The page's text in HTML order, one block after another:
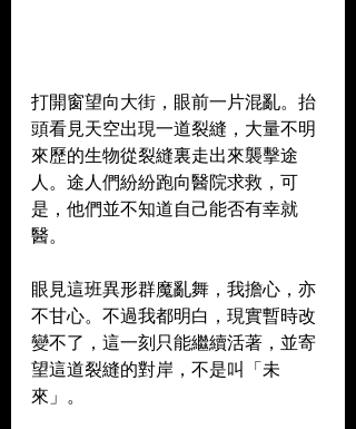
打開窗望向大街，眼前一片混亂。抬
頭看見天空出現一道裂縫，大量不明
來歷的生物從裂縫裏走出來襲擊途
人。途人們紛紛跑向醫院求救，可
是，他們並不知道自己能否有幸就
醫。
眼見這班異形群魔亂舞，我擔心，亦
不甘心。不過我都明白，現實暫時改
變不了，這一刻只能繼續活著，並寄
望這道裂縫的對岸，不是叫「未
來」。